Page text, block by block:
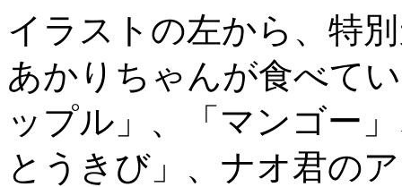
イラストの左から、特
あかりちゃんが食べて
ップル」、「マンゴー
とうきび」、ナオ君の